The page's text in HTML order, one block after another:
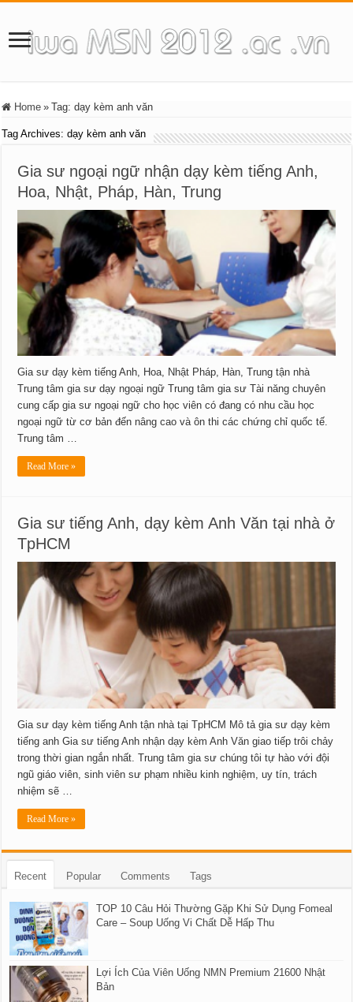
Home » Tag:dạy kèm anh văn
Tag Archives:dạy kèm anh văn
Gia sư ngoại ngữ nhận dạy kèm tiếng Anh,
Hoa, Nhật, Pháp, Hàn, Trung
Gia sư dạy kèm tiếng Anh, Hoa, Nhật Pháp, Hàn, Trung tận nhà
Trung tâm gia sư dạy ngoại ngữ Trung tâm gia sư Tài năng chuyên
cung cấp gia sư ngoại ngữ cho học viên có đang có nhu cầu học
ngoại ngữ từ cơ bản đến nâng cao và ôn thi các chứng chỉ quốc tế.
Trung tâm …
Read More »
Gia sư tiếng Anh, dạy kèm Anh Văn tại nhà ở
TpHCM
Gia sư dạy kèm tiếng Anh tận nhà tại TpHCM Mô tả gia sư dạy kèm
tiếng anh Gia sư tiếng Anh nhận dạy kèm Anh Văn giao tiếp trôi chảy
trong thời gian ngắn nhất. Trung tâm gia sư chúng tôi tự hào với đội
ngũ giáo viên, sinh viên sư phạm nhiều kinh nghiệm, uy tín, trách
nhiệm sẽ …
Read More »
Recent Popular Comments Tags
TOP 10 Câu Hỏi Thường Gặp Khi Sử Dụng Fomeal
Care – Soup Uống Vi Chất Dễ Hấp Thu
Lợi Ích Của Viên Uống NMN Premium 21600 Nhật
Bản